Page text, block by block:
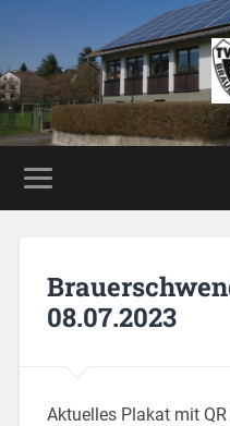
08.07.2023
Aktuelles Plakat mit QR